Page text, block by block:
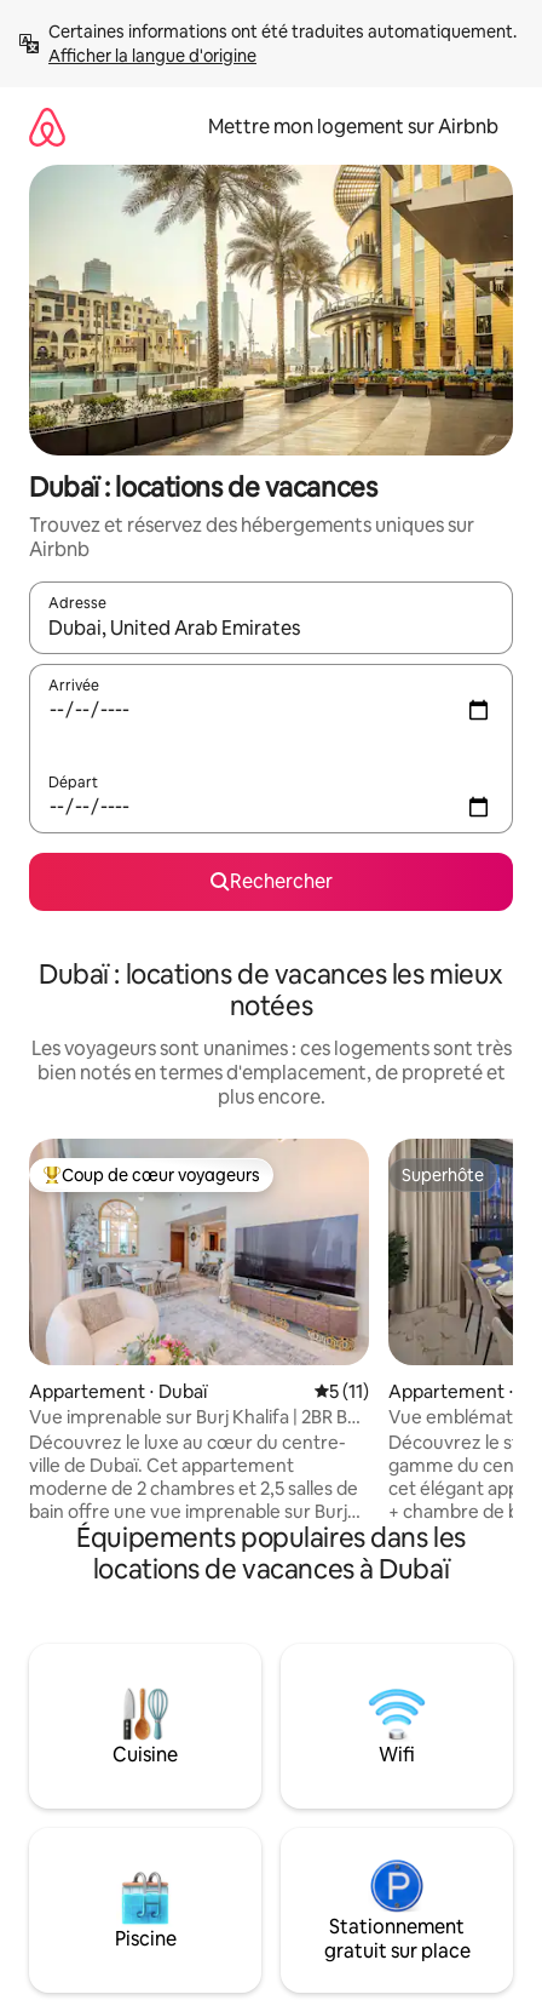
directement
Afficher la langue d'origine
Mettre mon logement sur Airbnb
Dubaï : locations de vacances
Trouvez et réservez des hébergements uniques sur
Airbnb
Adresse
Lorsque les résultats s'affichent, utilisez les flèches vers le
Arrivée
Départ
Rechercher
Dubaï : locations de vacances les mieux
notées
Les voyageurs sont unanimes : ces logements sont très
bien notés en termes d'emplacement, de propreté et
plus encore.
Coups de cœur voyageurs les plus appréciés
Coup de cœur voyageurs
Appartement ⋅ Dubaï Évaluation moyenne sur la
5 (11)
Vue imprenable sur Burj Khalifa | 2BR Burj
Vista
Découvrez le luxe au cœur du centre-
ville de Dubaï. Cet appartement
moderne de 2 chambres et 2,5 salles de
bain offre une vue imprenable sur Burj
Khalifa, des intérieurs élégants et des
fenêtres du sol au plafond. Marchez
jusqu'au centre commercial de Dubaï et
de sport et une sécurité 24h/24 et 7j/7.
Parfait pour les familles, les couples et
les voyageurs d'affaires à la recherche
d'un séjour propre et élégant dans
la ville. Le service de ménage quotidien
Superhôte
Superhôte
Appartement ⋅
Vue
la fontaine | Vista
Découvrez le
gamme du
cet élégant
+ chambre de
sur le Burj Khalifa
donnant sur la
Crown Vacation,
connexion Wi-Fi
emplacement
Dubaï Mall et de
voyageurs ont
à une sécurité 24
Équipements populaires dans les
locations de vacances à Dubaï
Cuisine Wifi
Piscine
Stationnement
gratuit sur place